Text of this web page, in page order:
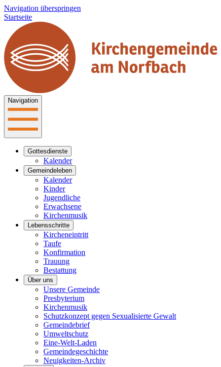
Navigation überspringen
Startseite
Navigation
Gottesdienste
Kalender
Gemeindeleben
Kalender
Kinder
Jugendliche
Erwachsene
Kirchenmusik
Lebensschritte
Kircheneintritt
Taufe
Konfirmation
Trauung
Bestattung
Über uns
Unsere Gemeinde
Presbyterium
Kirchenmusik
Schutzkonzept gegen Sexualisierte Gewalt
Gemeindebrief
Umweltschutz
Eine-Welt-Laden
Gemeindegeschichte
Neuigkeiten-Archiv